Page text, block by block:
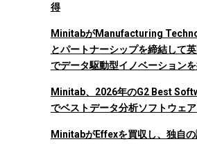
得
MinitabがManufacturing
とパートナーシップを締結して
でデータ駆動型イノベーション
Minitab、2026年のG2 Best
でベストデータ分析ソフトウェ
MinitabがEffexを買収し、独自